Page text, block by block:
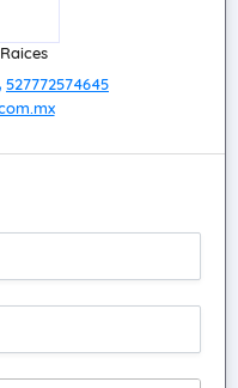
527772574645